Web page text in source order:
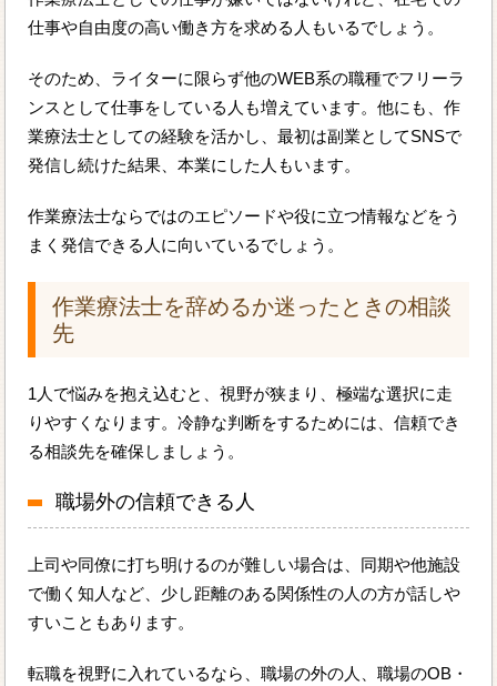
仕事や自由度の高い働き方を求める人もいるでしょう。
そのため、ライターに限らず他のWEB系の職種でフリーラ
ンスとして仕事をしている人も増えています。他にも、作
業療法士としての経験を活かし、最初は副業としてSNSで
発信し続けた結果、本業にした人もいます。
作業療法士ならではのエピソードや役に立つ情報などをう
まく発信できる人に向いているでしょう。
作業療法士を辞めるか迷ったときの相談
先
1人で悩みを抱え込むと、視野が狭まり、極端な選択に走
りやすくなります。冷静な判断をするためには、信頼でき
る相談先を確保しましょう。
職場外の信頼できる人
上司や同僚に打ち明けるのが難しい場合は、同期や他施設
で働く知人など、少し距離のある関係性の人の方が話しや
すいこともあります。
転職を視野に入れているなら、職場の外の人、職場のOB・